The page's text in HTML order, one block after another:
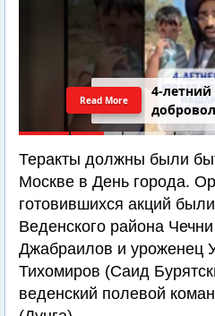
4-
Read More
Теракты должны были
Москве в День города.
готовившихся акций
Веденского района
Джабраилов и уроженец
Тихомиров (Саид
веденский полевой